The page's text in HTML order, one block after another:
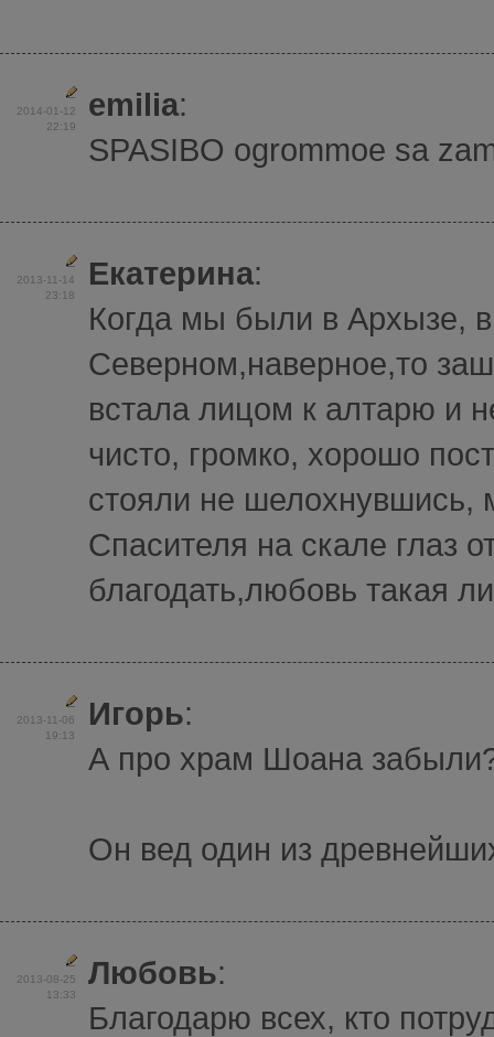
2014-01-12
22:19
emilia:
SPASIBO ogrommoe sa
2013-11-14
23:18
Екатерина:
Когда мы были в Архызе,
Северном,наверное,то
встала лицом к алтарю и
чисто, громко, хорошо
стояли не шелохнувшись,
Спасителя на скале глаз
благодать,любовь такая
2013-11-06
19:13
Игорь:
А про храм Шоана
Он вед один из
2013-08-25
13:33
Любовь:
Благодарю всех, кто